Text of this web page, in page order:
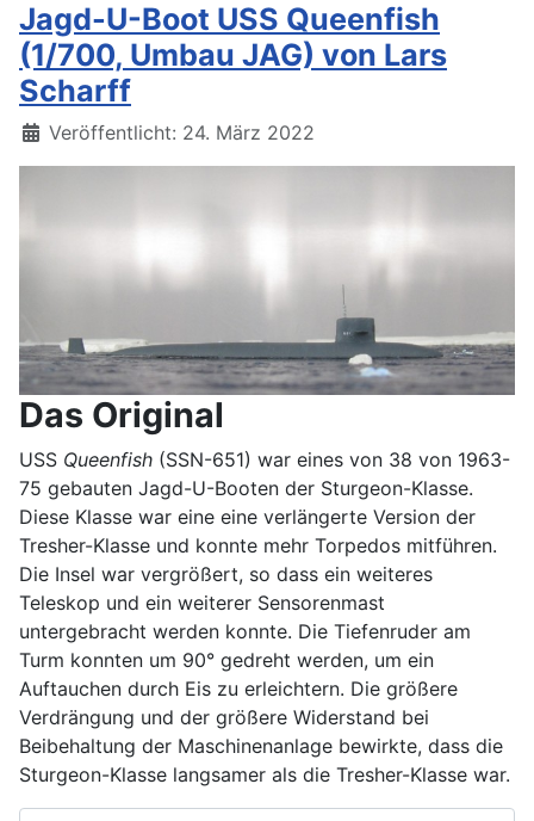
Jagd-U-Boot USS Queenfish
(1/700, Umbau JAG) von Lars
Scharff
Details
Veröffentlicht: 24. März 2022
Das Original
USS Queenfish (SSN-651) war eines von 38 von 1963-
75 gebauten Jagd-U-Booten der Sturgeon-Klasse.
Diese Klasse war eine eine verlängerte Version der
Tresher-Klasse und konnte mehr Torpedos mitführen.
Die Insel war vergrößert, so dass ein weiteres
Teleskop und ein weiterer Sensorenmast
untergebracht werden konnte. Die Tiefenruder am
Turm konnten um 90° gedreht werden, um ein
Auftauchen durch Eis zu erleichtern. Die größere
Verdrängung und der größere Widerstand bei
Beibehaltung der Maschinenanlage bewirkte, dass die
Sturgeon-Klasse langsamer als die Tresher-Klasse war.